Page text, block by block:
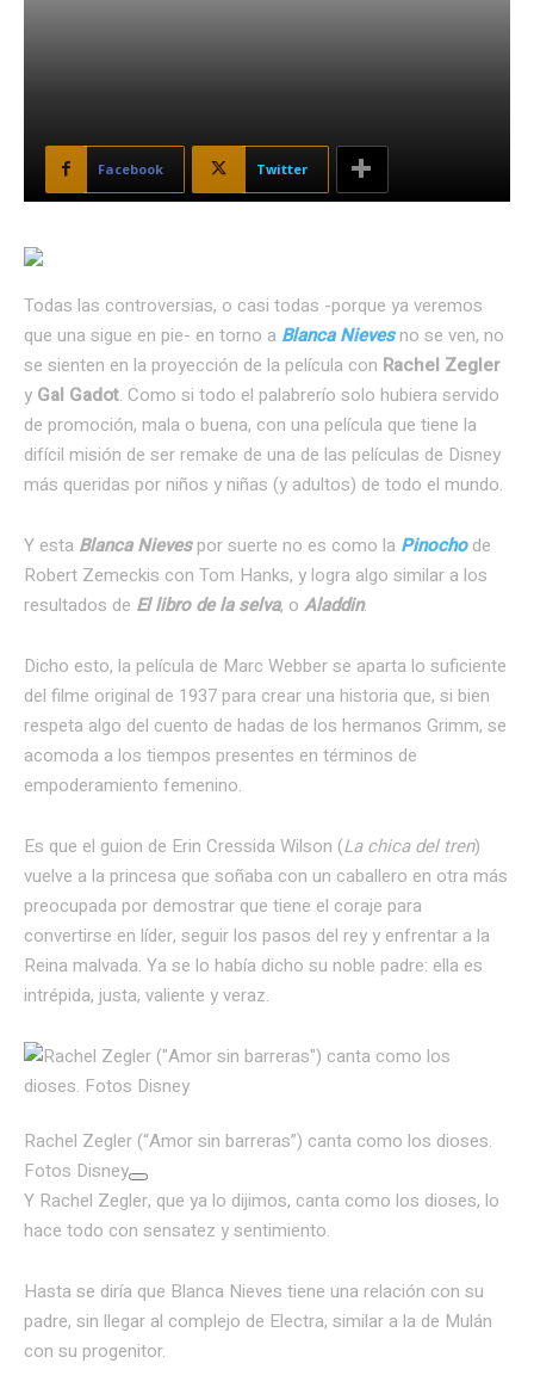
Facebook Twitter
Todas las controversias, o casi todas -porque ya veremos
que una sigue en pie- en torno a Blanca Nievesno se ven, no
se sienten en la proyección de la película con Rachel Zegler
y Gal Gadot. Como si todo el palabrerío solo hubiera servido
de promoción, mala o buena, con una película que tiene la
difícil misión de ser remake de una de las películas de Disney
más queridas por niños y niñas (y adultos) de todo el mundo.
Y esta Blanca Nievespor suerte no es como la Pinochode
Robert Zemeckis con Tom Hanks, y logra algo similar a los
resultados de El libro de la selva, o Aladdin.
Dicho esto, la película de Marc Webber se aparta lo suficiente
del filme original de 1937 para crear una historia que, si bien
respeta algo del cuento de hadas de los hermanos Grimm, se
acomoda a los tiempos presentes en términos de
empoderamiento femenino.
Es que el guion de Erin Cressida Wilson (La chica del tren)
vuelve a la princesa que soñaba con un caballero en otra más
preocupada por demostrar que tiene el coraje para
convertirse en líder, seguir los pasos del rey y enfrentar a la
Reina malvada. Ya se lo había dicho su noble padre: ella es
intrépida, justa, valiente y veraz.
Rachel Zegler (“Amor sin barreras”) canta como los dioses.
Fotos Disney
Y Rachel Zegler, que ya lo dijimos, canta como los dioses, lo
hace todo con sensatez y sentimiento.
Hasta se diría que Blanca Nieves tiene una relación con su
padre, sin llegar al complejo de Electra, similar a la de Mulán
con su progenitor.